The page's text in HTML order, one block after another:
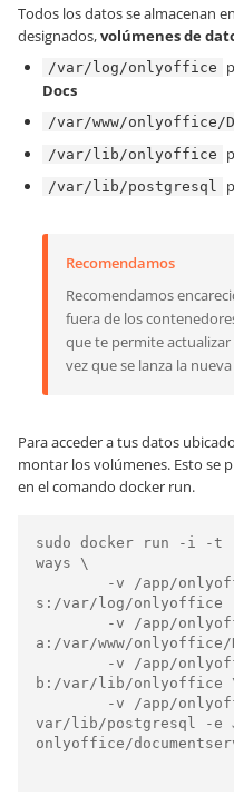
Todos los datos se almacenan
designados,volúmenes de
/var/log/onlyoffice
Docs
/var/www/onlyoffice/
/var/lib/onlyoffice
/var/lib/postgresql
Recomendamos
Recomendamos
fuera de los
que te permite
vez que se lanza la
Para acceder a tus datos
montar los volúmenes. Esto se
en el comando docker run.
sudo docker run -i -t
ways \
s:/var/log/onlyoffice
a:/var/www/
b:/var/lib/onlyoffice
var/lib/postgresql -e
onlyoffice/